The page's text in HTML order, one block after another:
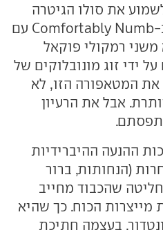
את סולו הגיטרה
השני של דיוויד גילמור ב-Comfortably Numb עם
משני רמקולי פוקאל
ידי זוג מונובלוקים של
המטאפורה הזו, לא
אבל את הרעיון
ההנעה ההיברידיות
(הנחותות, ברור
שהכבוד מחייב
מייצרות הכוח. כך שהיא
בעצמה חתיכת